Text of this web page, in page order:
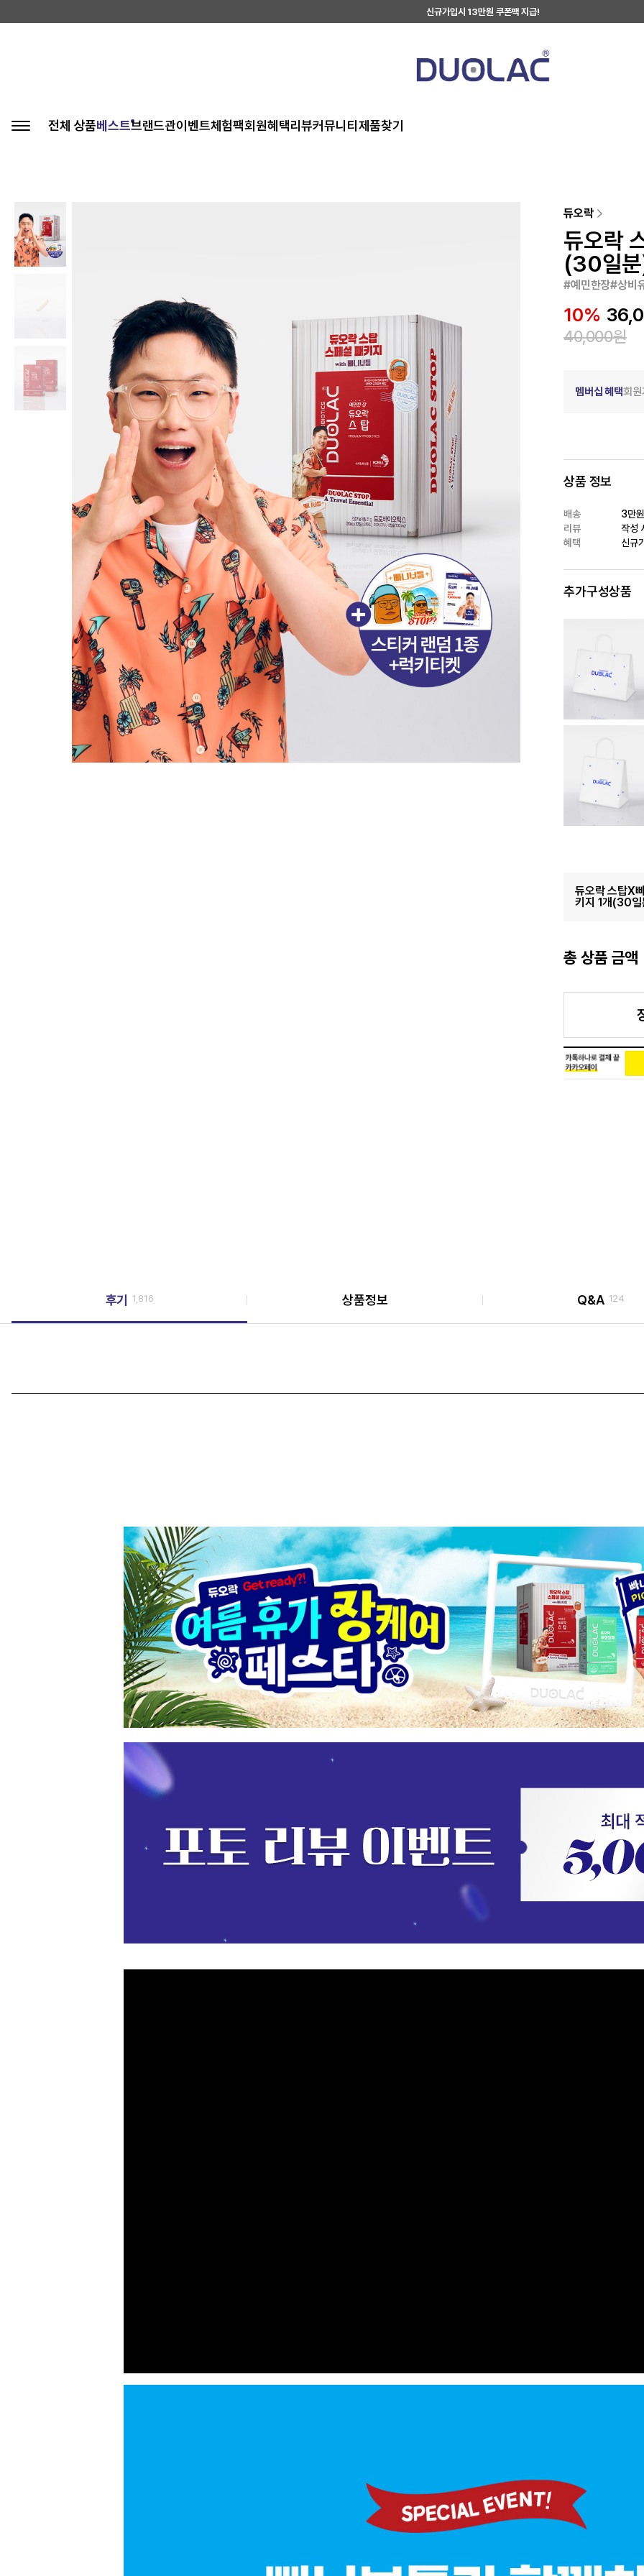
신규가입시 13만원 쿠폰팩 지급!
전체 상품베스트브랜드관이벤트체험팩회원혜택리뷰커뮤니티 제품찾기
듀오락
듀오락
(30일
#예민한장#상비
10%
40,000원
멤버십 혜택회
상품 정보
배송
3만
리뷰
작성
혜택
신규
추가구성상품
듀오락 스탑X
키지 1개(30일
총 상품 금액
후기 1,816 상품정보 Q&A 124